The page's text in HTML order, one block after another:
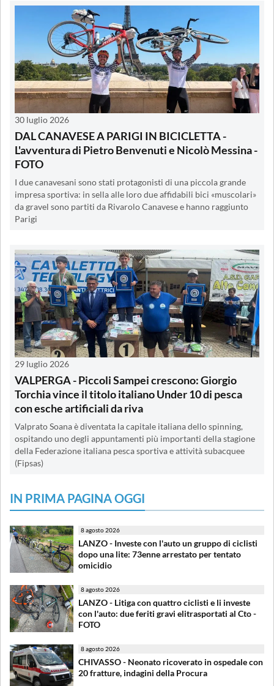
30 luglio 2026
DAL CANAVESE A PARIGI IN BICICLETTA -
L'avventura di Pietro Benvenuti e Nicolò Messina -
FOTO
I due canavesani sono stati protagonisti di una piccola grande
impresa sportiva: in sella alle loro due affidabili bici «muscolari»
da gravel sono partiti da Rivarolo Canavese e hanno raggiunto
Parigi
29 luglio 2026
VALPERGA - Piccoli Sampei crescono: Giorgio
Torchia vince il titolo italiano Under 10 di pesca
con esche artificiali da riva
Valprato Soana è diventata la capitale italiana dello spinning,
ospitando uno degli appuntamenti più importanti della stagione
della Federazione italiana pesca sportiva e attività subacquee
(Fipsas)
IN PRIMA PAGINA OGGI
8 agosto 2026
LANZO - Investe con l'auto un gruppo di ciclisti
dopo una lite: 73enne arrestato per tentato
omicidio
8 agosto 2026
LANZO - Litiga con quattro ciclisti e li investe
con l'auto: due feriti gravi elitrasportati al Cto -
FOTO
8 agosto 2026
CHIVASSO - Neonato ricoverato in ospedale con
20 fratture, indagini della Procura